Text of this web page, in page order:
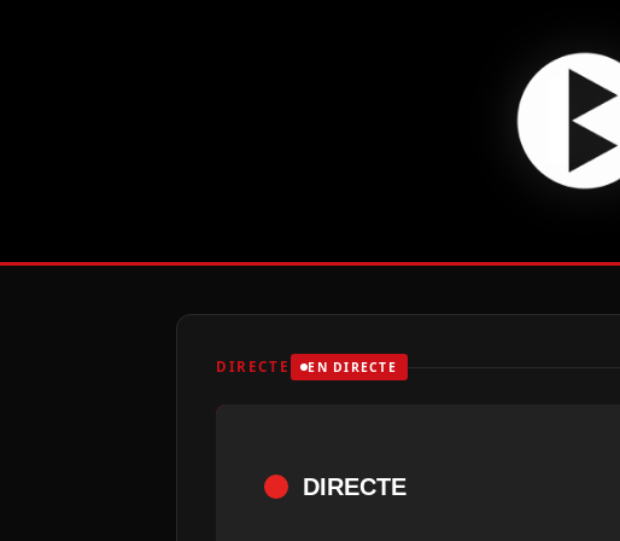
DIRECTE EN DIRECTE
DIRECTE